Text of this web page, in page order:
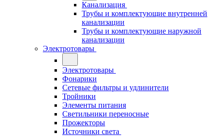
Канализация
Трубы и комплектующие внутренней
канализации
Трубы и комплектующие наружной
канализации
Электротовары
Электротовары
Фонарики
Сетевые фильтры и удлинители
Тройники
Элементы питания
Светильники переносные
Прожекторы
Источники света